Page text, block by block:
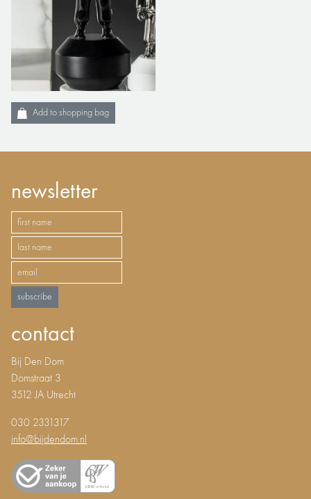
Add to shopping bag
newsletter
subscribe
contact
Bij Den Dom
Domstraat 3
3512 JA Utrecht
030 2331317
info@bijdendom.nl